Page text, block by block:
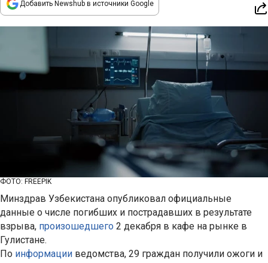
Добавить Newshub в источники Google
ФОТО: FREEPIK
Минздрав Узбекистана опубликовал официальные
данные о числе погибших и пострадавших в результате
взрыва, произошедшего 2 декабря в кафе на рынке в
Гулистане.
По информации ведомства, 29 граждан получили ожоги и